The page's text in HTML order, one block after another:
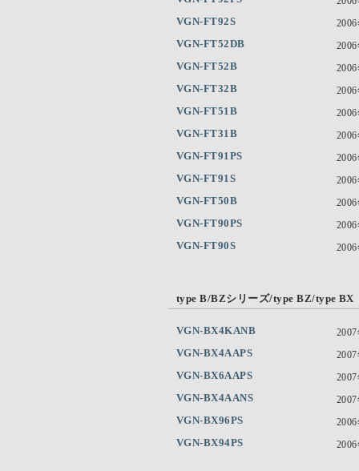
VGN-FT92S
VGN-FT52DB
VGN-FT52B
VGN-FT32B
VGN-FT51B
VGN-FT31B
VGN-FT91PS
VGN-FT91S
VGN-FT50B
VGN-FT90PS
VGN-FT90S
type B/BZシリーズ/type BZ/type BX
VGN-BX4KANB
VGN-BX4AAPS
VGN-BX6AAPS
VGN-BX4AANS
VGN-BX96PS
VGN-BX94PS